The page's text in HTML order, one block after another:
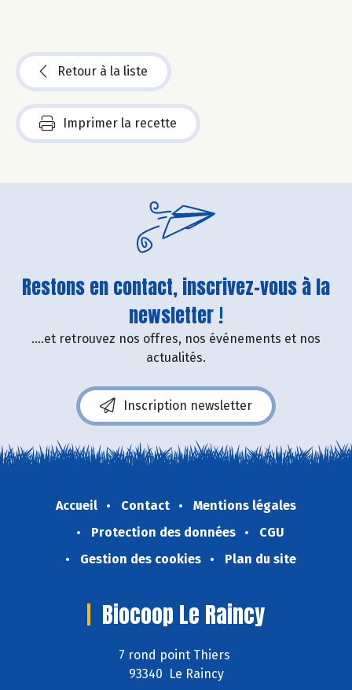
Retour à la liste
Imprimer la recette
Restons en contact, inscrivez-vous à la
newsletter !
....et retrouvez nos offres, nos événements et nos
actualités.
Inscription newsletter
Accueil Contact
Mentions légales
Protection des données
CGU
Gestion des cookies
Plan du site
Biocoop Le Raincy
7 rond point Thiers
93340 Le Raincy